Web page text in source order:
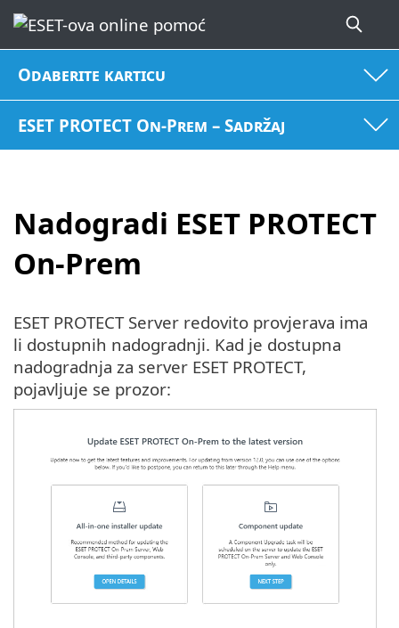
Odaberite karticu
ESET PROTECT On-Prem – Sadržaj
Nadogradi ESET PROTECT
On-Prem
ESET PROTECT Server redovito provjerava ima
li dostupnih nadogradnji. Kad je dostupna
nadogradnja za server ESET PROTECT,
pojavljuje se prozor: